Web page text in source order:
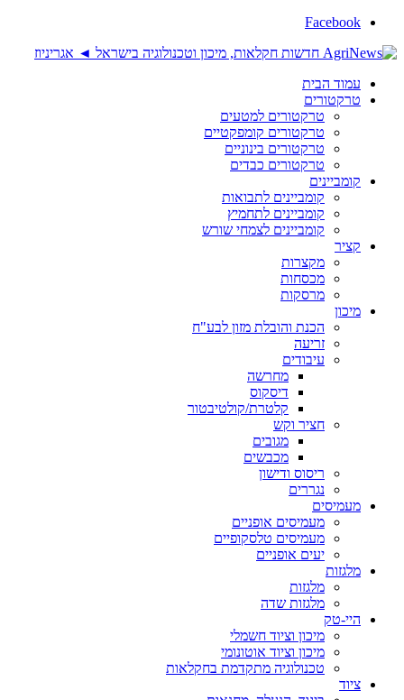
Facebook
עמוד הבית
טרקטורים
טרקטורים למטעים
טרקטורים קומפקטיים
טרקטורים בינוניים
טרקטורים כבדים
קומביינים
קומביינים לתבואות
קומביינים לתחמיץ
קומביינים לצמחי שורש
קציר
מקצרות
מכסחות
מרסקות
מיכון
הכנת והובלת מזון לבע"ח
זריעה
עיבודים
מחרשה
דיסקוס
קלטרת/קולטיבטור
חציר וקש
מגובים
מכבשים
ריסוס ודישון
נגררים
מעמיסים
מעמיסים אופניים
מעמיסים טלסקופיים
יעים אופניים
מלגזות
מלגזות
מלגזות שדה
היי-טק
מיכון וציוד חשמלי
מיכון וציוד אוטונומי
טכנולוגיה מתקדמת בחקלאות
ציוד